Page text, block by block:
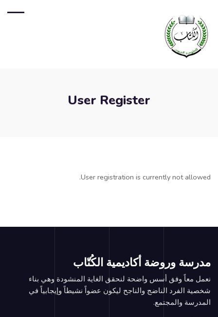
User Register
User registration is currently not allowed.
مدرسة وروضة أكاديمية الكُتّاب
نعمل معاً وفق أسس واضحة لنحقق الغاية المنشودة وهي بناء
شخصية الفرد الناضج والناجح ليكون عضواً نشيطاً وإيجابياً في
المدرسة والمجتمع.